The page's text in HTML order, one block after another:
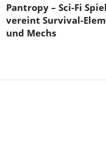
Pantropy – Sci-Fi Spiel
vereint Survival-
und Mechs